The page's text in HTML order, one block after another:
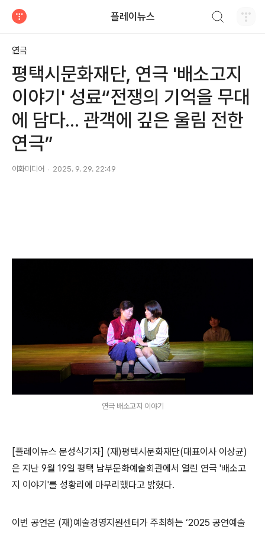
플레이뉴스
연극
평택시문화재단, 연극 '배소고지
이야기' 성료“전쟁의 기억을 무대
에 담다... 관객에 깊은 울림 전한
연극”
이화미디어 2025. 9. 29. 22:49
연극 배소고지 이야기
[플레이뉴스 문성식기자] (재)평택시문화재단(대표이사 이상균)
은 지난 9월 19일 평택 남부문화예술회관에서 열린 연극 '배소고
지 이야기'를 성황리에 마무리했다고 밝혔다.
이번 공연은 (재)예술경영지원센터가 주최하는 ‘2025 공연예술